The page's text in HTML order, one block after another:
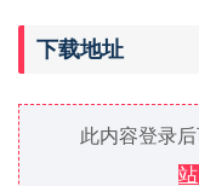
下载地址
此内容登录
站